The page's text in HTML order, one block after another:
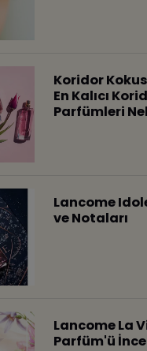
Koridor
En Kalıcı
Parfümleri
Lancome
ve Notaları
Lancome La
Parfüm'ü